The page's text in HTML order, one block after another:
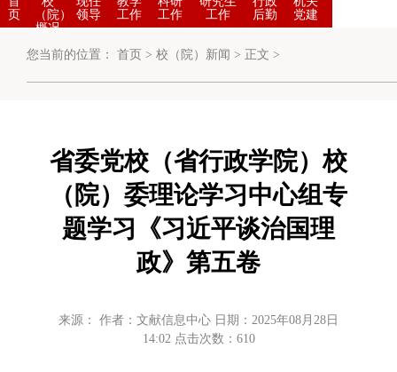
页
（院）
概况
领导
工作
工作
工作
后勤
党建
您当前的位置： 首页 > 校（院）新闻 > 正文 >
省委党校（省行政学院）校
（院）委理论学习中心组专
题学习《习近平谈治国理
政》第五卷
来源： 作者：文献信息中心 日期：2025年08月28日
14:02 点击次数： 610